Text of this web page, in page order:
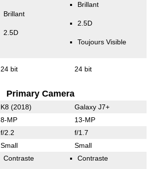
Brillant
2.5D
Brillant
2.5D
Toujours Visible
24 bit 24 bit
Primary Camera
K8 (2018) Galaxy J7+
8-MP 13-MP
f/2.2 f/1.7
Small Small
Contraste Contraste